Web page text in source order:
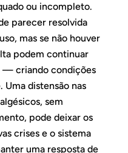
ou incompleto.
parecer resolvida
mas se não houver
podem continuar
— criando condições
distensão nas
sem
pode deixar os
crises e o sistema
uma resposta de